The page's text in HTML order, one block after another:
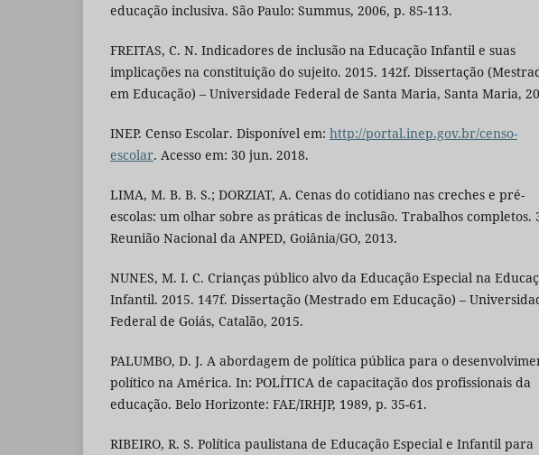
educação inclusiva. São Paulo: Summus, 2006, p. 85-113.
FREITAS, C. N. Indicadores de inclusão na Educação Infantil e suas
implicações na constituição do sujeito. 2015. 142f. Dissertação
em Educação) – Universidade Federal de Santa Maria, Santa Maria,
INEP. Censo Escolar. Disponível em: http://portal.inep.gov.br/censo-
escolar. Acesso em: 30 jun. 2018.
LIMA, M. B. B. S.; DORZIAT, A. Cenas do cotidiano nas creches e pré-
escolas: um olhar sobre as práticas de inclusão. Trabalhos completos.
Reunião Nacional da ANPED, Goiânia/GO, 2013.
NUNES, M. I. C. Crianças público alvo da Educação Especial na
Infantil. 2015. 147f. Dissertação (Mestrado em Educação) –
Federal de Goiás, Catalão, 2015.
PALUMBO, D. J. A abordagem de política pública para o
político na América. In: POLÍTICA de capacitação dos profissionais da
educação. Belo Horizonte: FAE/IRHJP, 1989, p. 35-61.
RIBEIRO, R. S. Política paulistana de Educação Especial e Infantil para